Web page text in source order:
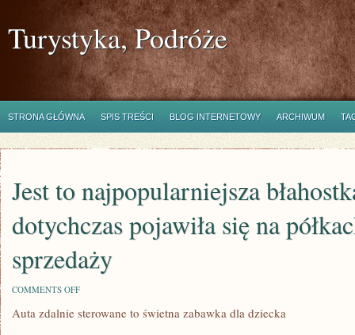
Turystyka, Podróże
STRONA GŁÓWNA SPIS TREŚCI BLOG INTERNETOWY ARCHIWUM
Jest to najpopularniejsza
dotychczas pojawiła się na
sprzedaży
COMMENTS OFFON
TO
Auta zdalnie sterowane to świetna zabawka dla dziecka